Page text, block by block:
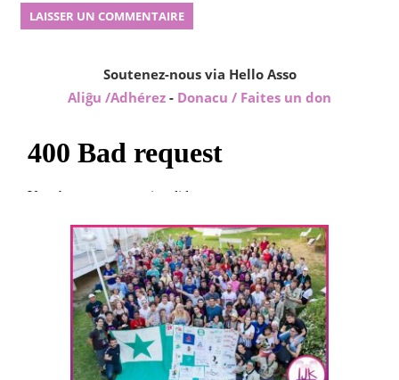
Soutenez-nous via Hello Asso
Aliĝu /Adhérez - Donacu / Faites un don